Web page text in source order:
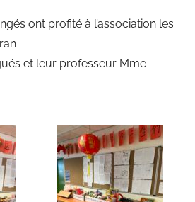
ont profité à l’association les
et leur professeur Mme